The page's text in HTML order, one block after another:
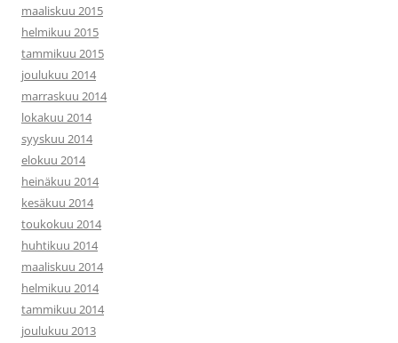
maaliskuu 2015
helmikuu 2015
tammikuu 2015
joulukuu 2014
marraskuu 2014
lokakuu 2014
syyskuu 2014
elokuu 2014
heinäkuu 2014
kesäkuu 2014
toukokuu 2014
huhtikuu 2014
maaliskuu 2014
helmikuu 2014
tammikuu 2014
joulukuu 2013